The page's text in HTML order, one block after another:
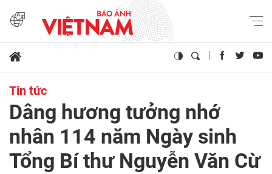
Tin tức
Dâng hương tưởng nhớ
nhân 114 năm Ngày sinh
Tổng Bí thư Nguyễn Văn Cừ